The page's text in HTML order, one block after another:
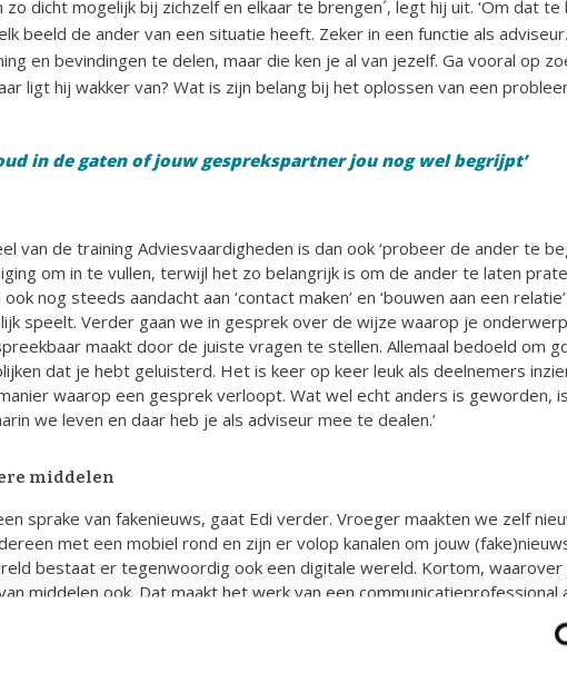
dicht mogelijk bij zichzelf en elkaar te brengen´, legt hij uit. ‘Om dat te
beeld de ander van een situatie heeft. Zeker in een functie als
en bevindingen te delen, maar die ken je al van jezelf. Ga vooral op
ligt hij wakker van? Wat is zijn belang bij het oplossen van een
in de gaten of jouw gesprekspartner jou nog wel begrijpt’
van de training Adviesvaardigheden is dan ook ‘probeer de ander te
om in te vullen, terwijl het zo belangrijk is om de ander te laten
nog steeds aandacht aan ‘contact maken’ en ‘bouwen aan een
speelt. Verder gaan we in gesprek over de wijze waarop je
maakt door de juiste vragen te stellen. Allemaal bedoeld om
dat je hebt geluisterd. Het is keer op keer leuk als deelnemers
waarop een gesprek verloopt. Wat wel echt anders is geworden,
we leven en daar heb je als adviseur mee te dealen.’
middelen
sprake van fakenieuws, gaat Edi verder. Vroeger maakten we zelf
met een mobiel rond en zijn er volop kanalen om jouw
bestaat er tegenwoordig ook een digitale wereld. Kortom,
middelen ook. Dat maakt het werk van een communicatieprofessional